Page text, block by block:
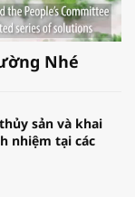
Nhé
sản và khai
nhiệm tại các